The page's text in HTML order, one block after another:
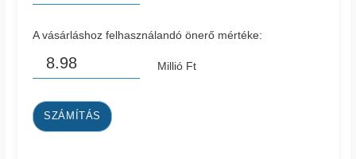
A vásárláshoz felhasználandó önerő mértéke:
Millió Ft
SZÁMÍTÁS